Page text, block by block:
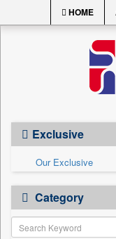
HOME
Exclusive
Our Exclusive
Category